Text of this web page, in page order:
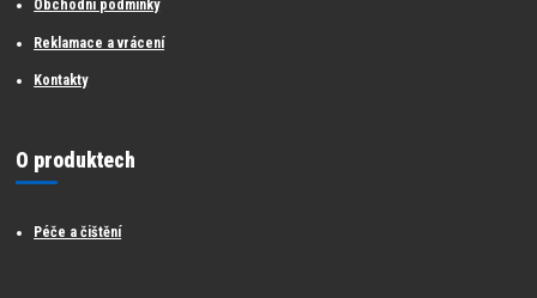
Obchodní podmínky
Reklamace a vrácení
Kontakty
O produktech
Péče a čištění